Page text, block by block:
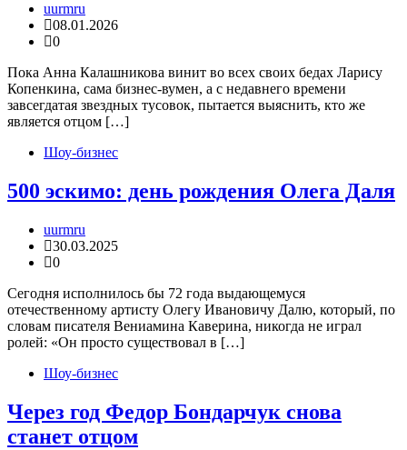
uurmru
08.01.2026
0
Пока Анна Калашникова винит во всех своих бедах Ларису
Копенкина, сама бизнес-вумен, а с недавнего времени
завсегдатая звездных тусовок, пытается выяснить, кто же
является отцом […]
Шоу-бизнес
500 эскимо: день рождения Олега Даля
uurmru
30.03.2025
0
Сегодня исполнилось бы 72 года выдающемуся
отечественному артисту Олегу Ивановичу Далю, который, по
словам писателя Вениамина Каверина, никогда не играл
ролей: «Он просто существовал в […]
Шоу-бизнес
Через год Федор Бондарчук снова
станет отцом